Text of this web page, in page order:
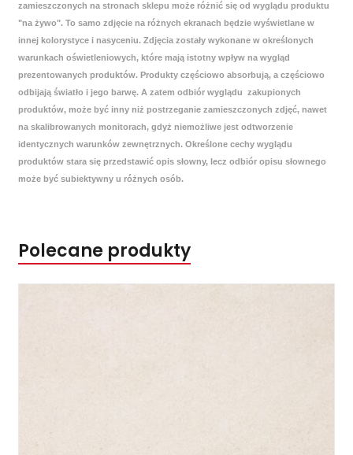
zamieszczonych na stronach sklepu może różnić się od wyglądu produktu
"na żywo". To samo zdjęcie na różnych ekranach będzie wyświetlane w
innej kolorystyce i nasyceniu. Zdjęcia zostały wykonane w określonych
warunkach oświetleniowych, które mają istotny wpływ na wygląd
prezentowanych produktów. Produkty częściowo absorbują, a częściowo
odbijają światło i jego barwę. A zatem odbiór wyglądu zakupionych
produktów, może być inny niż postrzeganie zamieszczonych zdjęć, nawet
na skalibrowanych monitorach, gdyż niemożliwe jest odtworzenie
identycznych warunków zewnętrznych. Określone cechy wyglądu
produktów stara się przedstawić opis słowny, lecz odbiór opisu słownego
może być subiektywny u różnych osób.
Polecane produkty